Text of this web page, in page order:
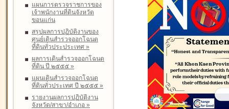
แผนการตรวจราชการของ
เจ้าพนักงานที่ดินจังหวัด
ขอนแก่น
สรุปผลการปฏิบัติงานของ
ศูนย์เดินสำรวจออกโฉนด
ที่ดินทั่วประประเทศ »
ผลการเดินสำรวจออกโฉนด
ที่ดิน ปี ๒๕๕๕ »
แผนเดินสำรวจออกโฉนด
ที่ดินทั่วประเทศ ปี ๒๕๕๕ »
รายงานผลการปฏิบัติงาน
จังหวัด/สาขา/อำเภอ »